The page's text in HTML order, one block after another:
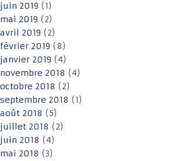
juin 2019 (1)
mai 2019 (2)
avril 2019 (2)
février 2019 (8)
janvier 2019 (4)
novembre 2018 (4)
octobre 2018 (2)
septembre 2018 (1)
août 2018 (5)
juillet 2018 (2)
juin 2018 (4)
mai 2018 (3)